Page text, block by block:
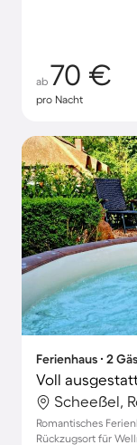
ab 70 €
pro Nacht
Ferienhaus ∙ 2
Scheeßel,
Romantisches
Rückzugsort für